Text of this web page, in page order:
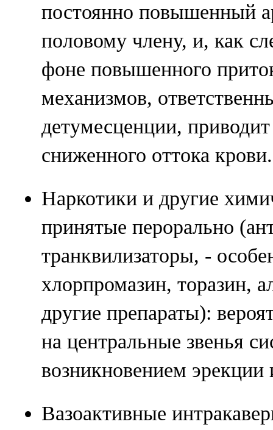
постоянно повышенный
половому члену, и, как
фоне повышенного
механизмов,
детумесценции,
сниженного оттока крови.
Наркотики и другие
принятые перорально
транквилизаторы, -
хлорпромазин, торазин,
другие препараты):
на центральные звенья
возникновением
Вазоактивные